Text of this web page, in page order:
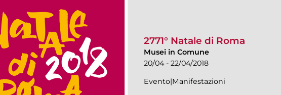
2771° Natale di Roma
Musei in Comune
20/04 - 22/04/2018
Evento|Manifestazioni